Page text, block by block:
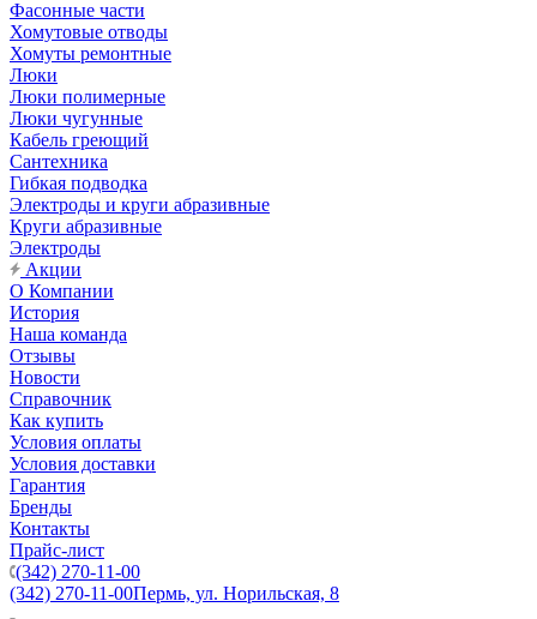
Фасонные части
Хомутовые отводы
Хомуты ремонтные
Люки
Люки полимерные
Люки чугунные
Кабель греющий
Сантехника
Гибкая подводка
Электроды и круги абразивные
Круги абразивные
Электроды
Акции
О Компании
История
Наша команда
Отзывы
Новости
Справочник
Как купить
Условия оплаты
Условия доставки
Гарантия
Бренды
Контакты
Прайс-лист
(342) 270-11-00
(342) 270-11-00Пермь, ул. Норильская, 8